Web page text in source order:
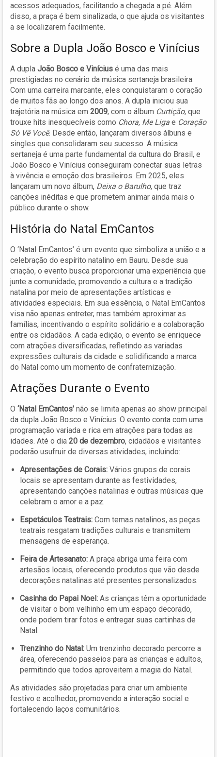
acessos adequados, facilitando a chegada a pé. Além
disso, a praça é bem sinalizada, o que ajuda os visitantes
a se localizarem facilmente.
Sobre a Dupla João Bosco e Vinícius
A dupla João Bosco e Vinícius é uma das mais
prestigiadas no cenário da música sertaneja brasileira.
Com uma carreira marcante, eles conquistaram o coração
de muitos fãs ao longo dos anos. A dupla iniciou sua
trajetória na música em 2009, com o álbum Curtição, que
trouxe hits inesquecíveis como Chora, Me Liga e Coração
Só Vê Você. Desde então, lançaram diversos álbuns e
singles que consolidaram seu sucesso. A música
sertaneja é uma parte fundamental da cultura do Brasil, e
João Bosco e Vinícius conseguiram conectar suas letras
à vivência e emoção dos brasileiros. Em 2025, eles
lançaram um novo álbum, Deixa o Barulho, que traz
canções inéditas e que prometem animar ainda mais o
público durante o show.
História do Natal EmCantos
O ‘Natal EmCantos’ é um evento que simboliza a união e a
celebração do espírito natalino em Bauru. Desde sua
criação, o evento busca proporcionar uma experiência que
junte a comunidade, promovendo a cultura e a tradição
natalina por meio de apresentações artísticas e
atividades especiais. Em sua essência, o Natal EmCantos
visa não apenas entreter, mas também aproximar as
famílias, incentivando o espírito solidário e a colaboração
entre os cidadãos. A cada edição, o evento se enriquece
com atrações diversificadas, refletindo as variadas
expressões culturais da cidade e solidificando a marca
do Natal como um momento de confraternização.
Atrações Durante o Evento
O ‘Natal EmCantos’ não se limita apenas ao show principal
da dupla João Bosco e Vinícius. O evento conta com uma
programação variada e rica em atrações para todas as
idades. Até o dia 20 de dezembro, cidadãos e visitantes
poderão usufruir de diversas atividades, incluindo:
Apresentações de Corais: Vários grupos de corais
locais se apresentam durante as festividades,
apresentando canções natalinas e outras músicas que
celebram o amor e a paz.
Espetáculos Teatrais: Com temas natalinos, as peças
teatrais resgatam tradições culturais e transmitem
mensagens de esperança.
Feira de Artesanato: A praça abriga uma feira com
artesãos locais, oferecendo produtos que vão desde
decorações natalinas até presentes personalizados.
Casinha do Papai Noel: As crianças têm a oportunidade
de visitar o bom velhinho em um espaço decorado,
onde podem tirar fotos e entregar suas cartinhas de
Natal.
Trenzinho do Natal: Um trenzinho decorado percorre a
área, oferecendo passeios para as crianças e adultos,
permitindo que todos aproveitem a magia do Natal.
As atividades são projetadas para criar um ambiente
festivo e acolhedor, promovendo a interação social e
fortalecendo laços comunitários.